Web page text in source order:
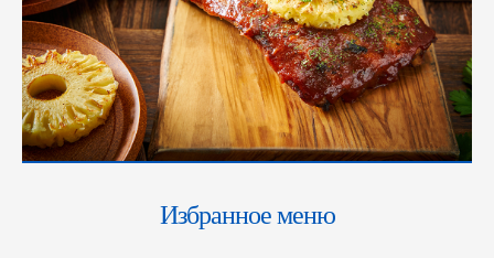
Избранное меню